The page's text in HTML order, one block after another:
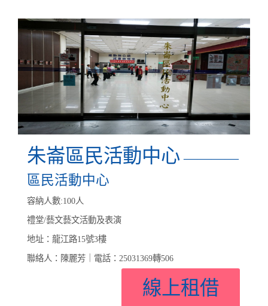
朱崙區民活動中心 ————
區民活動中心
容納人數:100人
禮堂/藝文藝文活動及表演
地址：龍江路15號3樓
聯絡人：陳麗芳｜電話：25031369轉506
線上租借